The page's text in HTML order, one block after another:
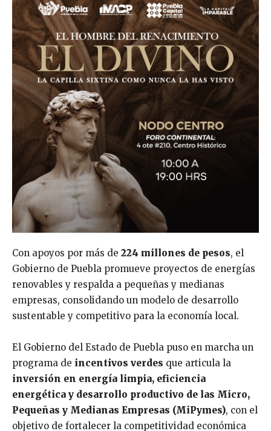
Con apoyos por más de 224 millones de pesos, el
Gobierno de Puebla promueve proyectos de energías
renovables y respalda a pequeñas y medianas
empresas, consolidando un modelo de desarrollo
sustentable y competitivo para la economía local.
El Gobierno del Estado de Puebla puso en marcha un
programa de incentivos verdes que articula la
inversión en energía limpia, eficiencia
energética y desarrollo productivo de las Micro,
Pequeñas y Medianas Empresas (MiPymes), con el
objetivo de fortalecer la competitividad económica